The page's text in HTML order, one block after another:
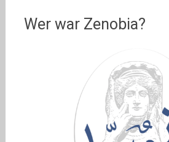
Wer war Zenobia?